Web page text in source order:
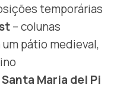
temporárias
– colunas
pátio medieval,
Maria del Pi